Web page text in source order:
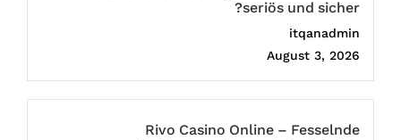
seriös und sicher?
itqanadmin
August 3, 2026
Rivo Casino Online – Fesselnde